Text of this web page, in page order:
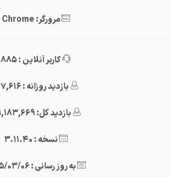
مرورگر: Chrome
کاربر آنلاین : 885
بازدید روزانه : 217,616
بازدید کل: 39,183,669
نسخه : 3.11.40
به روز رسانی : 1405/03/06